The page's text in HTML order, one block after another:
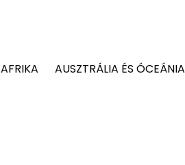
AFRIKA
AUSZTRÁLIA ÉS ÓCEÁNIA